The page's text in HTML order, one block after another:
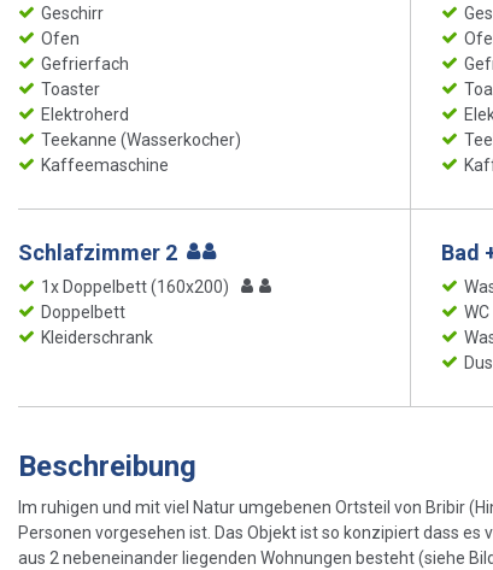
Geschirr
Ofen
Gefrierfach
Toaster
Elektroherd
Teekanne (Wasserkocher)
Kaffeemaschine
Schlafzimmer 2
1x Doppelbett (160x200)
Doppelbett
Kleiderschrank
Bad
WC
Beschreibung
Im ruhigen und mit viel Natur umgebenen Ortsteil von Bribir
Personen vorgesehen ist. Das Objekt ist so konzipiert dass
aus 2 nebeneinander liegenden Wohnungen besteht (siehe